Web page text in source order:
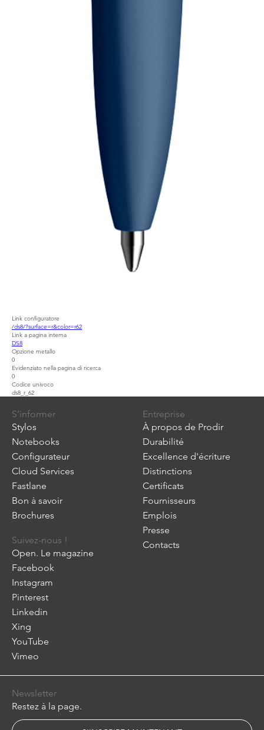
Link configuratore
/ds8/?surface=r&color=r62
Link a pagina interna
DS8
Opzione metallo
0
Evidenziato nella pagina di ricerca
0
Codice univoco
ds8_r_62
S’informer
Stylos
Notebooks
Configurateur
Cloud Services
Fastlane
Bon à savoir
Brochures
Entreprise
À propos de Prodir
Durabilité
Excellence d'écriture
Distinctions
Certificats
Fournisseurs
Emplois
Presse
Contacts
Suivez-nous !
Open. Le magazine
Facebook
Instagram
Pinterest
Linkedin
Xing
YouTube
Vimeo
Newsletter
Restez à la page.